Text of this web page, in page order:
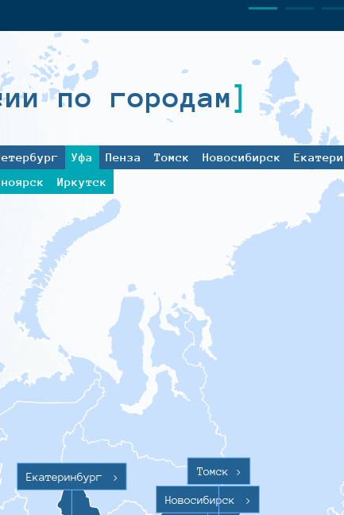
по городам
Уфа Пенза Томск Новосибирск
Иркутск
Екатеринбург
>
Новосибирск
>
Томск >